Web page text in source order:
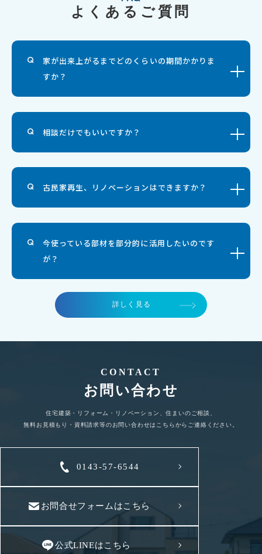
よくあるご質問
家が出来上がるまでどのくらいの期間かかりま
すか？
相談だけでもいいですか？
古民家再生、リノベーションはできますか？
今使っている部材を部分的に活用したいのです
が？
詳しく見る
CONTACT
お問い合わせ
住宅建築・リフォーム・リノベーション、住まいのご相談、
無料お見積もり・資料請求等のお問い合わせはこちらからご連絡ください。
0143-57-6544
お問合せフォームはこちら
公式LINEはこちら